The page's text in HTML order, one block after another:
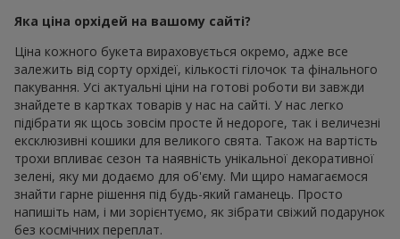
Яка ціна орхідей на вашому сайті?
Ціна кожного букета вираховується окремо, адже все
залежить від сорту орхідеї, кількості гілочок та фінального
пакування. Усі актуальні ціни на готові роботи ви завжди
знайдете в картках товарів у нас на сайті. У нас легко
підібрати як щось зовсім просте й недороге, так і величезні
ексклюзивні кошики для великого свята. Також на вартість
трохи впливає сезон та наявність унікальної декоративної
зелені, яку ми додаємо для об'єму. Ми щиро намагаємося
знайти гарне рішення під будь-який гаманець. Просто
напишіть нам, і ми зорієнтуємо, як зібрати свіжий подарунок
без космічних переплат.